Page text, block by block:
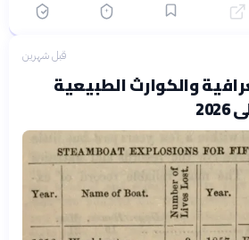
الشهر الماضي
قبل شهرين
والكوارث الطبيعية